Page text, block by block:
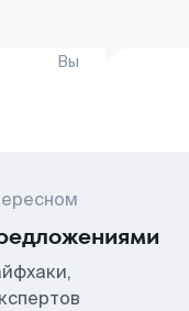
Вы